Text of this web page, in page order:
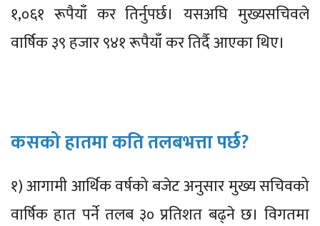
१,०६१ रूपैयाँ कर तिर्नुपर्छ। यसअघि मुख्यसचिवले
वार्षिक ३९ हजार ९४१ रूपैयाँ कर तिर्दै आएका थिए।
कसको हातमा कति तलबभत्ता पर्छ?
१) आगामी आर्थिक वर्षको बजेट अनुसार मुख्य सचिवको
वार्षिक हात पर्ने तलब ३० प्रतिशत बढ्ने छ। विगतमा